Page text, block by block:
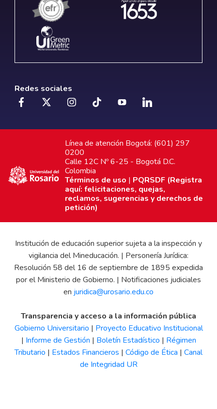
Redes sociales
Línea de atención Bogotá: (601) 297
0200
Calle 12C Nº 6-25 - Bogotá D.C.
Colombia
Términos de uso | PQRSDF (Registra
aquí: felicitaciones, quejas,
reclamos, sugerencias y derechos de
petición)
Institución de educación superior sujeta a la inspección y
vigilancia del Mineducación. | Personería Jurídica:
Resolución 58 del 16 de septiembre de 1895 expedida
por el Ministerio de Gobierno. | Notificaciones judiciales
en juridica@urosario.edu.co
Transparencia y acceso a la información pública
Gobierno Universitario | Proyecto Educativo Institucional
| Informe de Gestión | Boletín Estadístico | Régimen
Tributario | Estados Financieros | Código de Ética | Canal
de Integridad UR